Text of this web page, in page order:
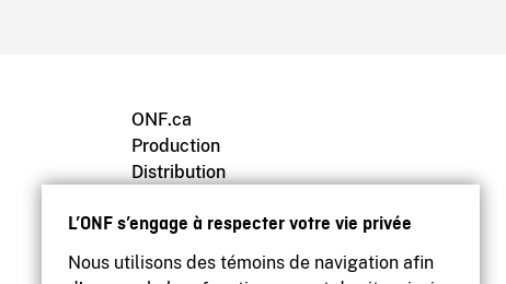
L’ONF s’engage à respecter votre vie privée
Nous utilisons des témoins de navigation afin
ONF.ca
Production
Distribution
Archives